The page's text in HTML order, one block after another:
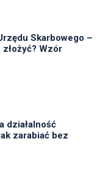
Skarbowego –
Wzór
działalność
zarabiać bez